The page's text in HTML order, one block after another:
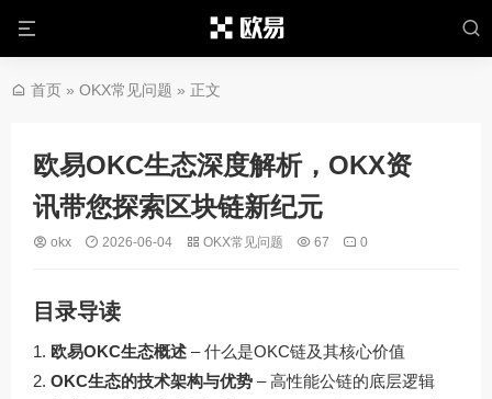
首页 » OKX常见问题 » 正文
欧易OKC生态深度解析，OKX资
讯带您探索区块链新纪元
okx 2026-06-04 OKX常见问题 67 0
目录导读
欧易OKC生态概述 – 什么是OKC链及其核心价值
OKC生态的技术架构与优势 – 高性能公链的底层逻辑